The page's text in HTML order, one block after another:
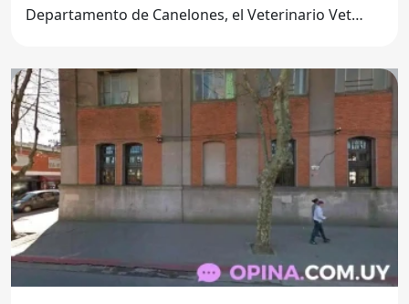
Departamento de Canelones, el Veterinario Vet